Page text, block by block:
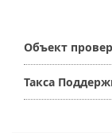
Объект
Такса